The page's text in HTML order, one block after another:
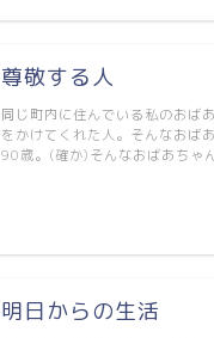
尊敬する人
同じ町内に住んでいる私のおば
をかけてくれた人。そんなおば
90歳。(確か)そんなおばあちゃ
明日からの生活